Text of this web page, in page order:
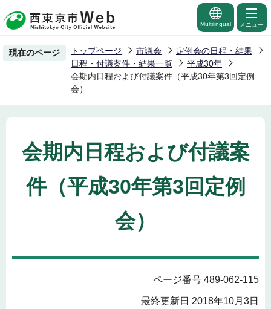
の
ー
先
頭
Multilingual メニュー
現在のページ トップページ 市議会
定例会の日程・結果
日程・付議案件・結果一覧
平成30年
会期内日程および付議案件（平成30年第3回定例
会）
会期内日程および付議案
件（平成30年第3回定例
会）
ページ番号 489-062-115
最終更新日 2018年10月3日